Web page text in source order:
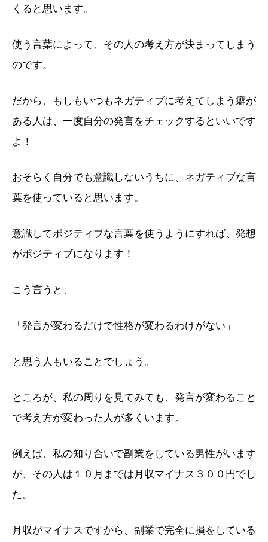
くると思います。
使う言葉によって、その人の考え方が決まってしまう
のです。
だから、もしもいつもネガティブに考えてしまう癖が
ある人は、一度自分の発言をチェックするといいです
よ！
おそらく自分でも意識しないうちに、ネガティブな言
葉を使っていると思います。
意識してポジティブな言葉を使うようにすれば、発想
がポジティブになります！
こう言うと、
「発言が変わるだけで性格が変わるわけがない」
と思う人もいることでしょう。
ところが、私の周りを見てみても、発言が変わること
で考え方が変わった人が多くいます。
例えば、私の知り合いで副業をしている男性がいます
が、その人は１０月までは月収マイナス３００円でし
た。
月収がマイナスですから、副業で完全に損をしている